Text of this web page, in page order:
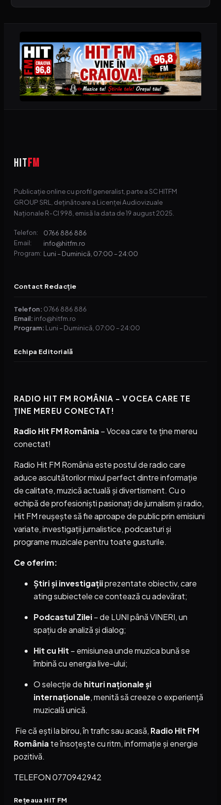
HITFM
Publicație online cu profil generalist, parte a SC HITFM
GROUP SRL, deținătoare a Licenței Audiovizuale
Naționale R-CI 998, emisă la data de 19 august 2025.
Telefon: 0766 886 886
Email: info@hitfm.ro
Program: Luni – Duminică, 07:00 – 24:00
Contact Redacție
Telefon: 0766 886 886
Email: info@hitfm.ro
Program: Luni – Duminică, 07:00 – 24:00
Echipa Editorială
RADIO HIT FM ROMÂNIA – VOCEA CARE TE
ȚINE MEREU CONECTAT!
Radio Hit FM România – Vocea care te ține mereu
conectat!
Radio Hit FM România este postul de radio care
aduce ascultătorilor mixul perfect dintre informație
de calitate, muzică actuală și divertisment. Cu o
echipă de profesioniști pasionați de jurnalism și radio,
Hit FM reușește să fie aproape de public prin emisiuni
variate, investigații jurnalistice, podcasturi și
programe muzicale pentru toate gusturile.
Ce oferim:
Știri și investigațiiprezentate obiectiv, care
ating subiectele ce contează cu adevărat;
Podcastul Zilei– de LUNI până VINERI, un
spațiu de analiză și dialog;
Hit cu Hit – emisiunea unde muzica bună se
îmbină cu energia live-ului;
O selecție de hituri naționale și
internaționale, menită să creeze o experiență
muzicală unică.
Fie că ești la birou, în trafic sau acasă, Radio Hit FM
România te însoțește cu ritm, informație și energie
pozitivă.
TELEFON 0770942942
Rețeaua HIT FM